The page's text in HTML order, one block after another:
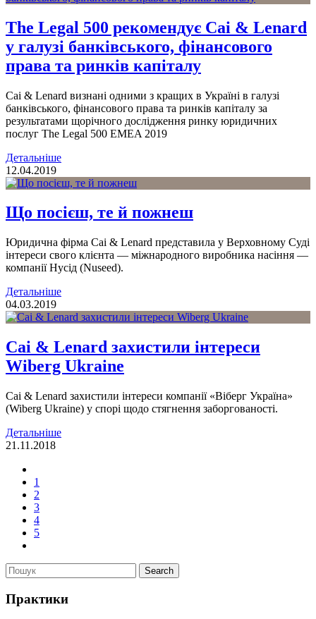
The Legal 500 рекомендує Cai & Lenard
у галузі банківського, фінансового
права та ринків капіталу
Cai & Lenard визнані одними з кращих в Україні в галузі
банківського, фінансового права та ринків капіталу за
результатами щорічного дослідження ринку юридичних
послуг The Legal 500 EMEA 2019
Детальніше
12.04.2019
Що посієш, те й пожнеш
Юридична фірма Cai & Lenard представила у Верховному Суді
інтереси свого клієнта — міжнародного виробника насіння —
компанії Нусід (Nuseed).
Детальніше
04.03.2019
Cai & Lenard захистили інтереси
Wiberg Ukraine
Cai & Lenard захистили інтереси компанії «Віберг Україна»
(Wiberg Ukraine) у спорі щодо стягнення заборгованості.
Детальніше
21.11.2018
1
2
3
4
5
Практики